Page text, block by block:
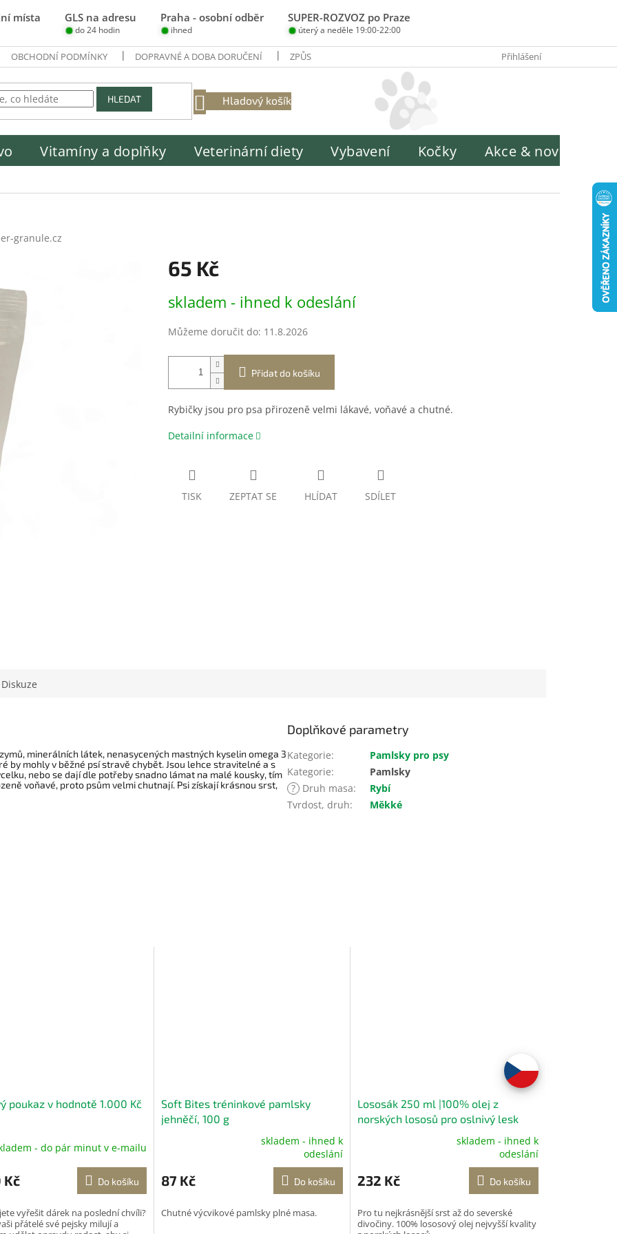
místa GLS na adresu Praha - osobní odběr SUPER-ROZVOZ po Praze
do 24 hodin ihned úterý a neděle 19:00-22:00
OBCHODNÍ PODMÍNKY DOPRAVNÉ A DOBA DORUČENÍ ZPŮSOBY PLATBY INFORMACE O ZPRACOVÁNÍ OSOBNÍCH ÚDAJŮ
Přihlášení
HLEDAT
NÁKUPNÍ
Hladový košík
Vitamíny a doplňky Veterinární diety Vybavení Kočky Akce & novinky
granule.cz
65 Kč
cena:
skladem - ihned k odeslání
Můžeme doručit do: 11.8.2026
Přidat do košíku
Rybičky jsou pro psa přirozeně velmi lákavé, voňavé a chutné.
Detailní informace
TISK ZEPTAT SE HLÍDAT SDÍLET
Diskuze
minerálních látek, nenasycených mastných kyselin omega 3
by mohly v běžné psí stravě chybět. Jsou lehce stravitelné a s
nebo se dají dle potřeby snadno lámat na malé kousky, tím
voňavé, proto psům velmi chutnají. Psi získají krásnou srst,
Doplňkové parametry
Kategorie:
Pamlsky pro psy
Kategorie:
Pamlsky
? Druh masa:
Rybí
Tvrdost, druh: Měkké
poukaz v hodnotě 1.000 Kč
- do pár minut v e-mailu
Kč Do košíku
vyřešit dárek na poslední chvíli?
přátelé své pejsky milují a
Soft Bites tréninkové pamlsky
jehněčí, 100 g
produktu
je
z
skladem - ihned k
odeslání
87 Kč Do košíku
Chutné výcvikové pamlsky plné masa.
Lososák 250 ml |100% olej z
norských lososů pro oslnivý lesk
srsti, vitalitu a zdravé srdce-
lososový olej pro psy 250 mlPro tu
nejkrásnější srst až do severské
divočiny
produktu
je
z
5
skladem - ihned k
odeslání
232 Kč Do košíku
Pro tu nejkrásnější srst až do severské
divočiny. 100% lososový olej nejvyšší kvality